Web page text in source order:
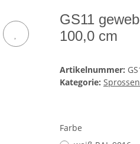
GS11
100,0 cm
Artikelnummer:
Kategorie:
Farbe